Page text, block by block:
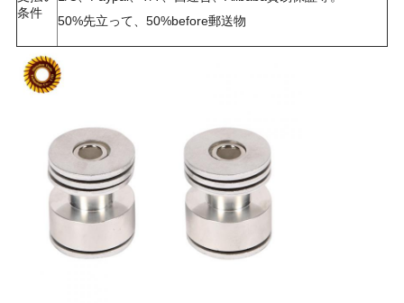
プ
ラ
条件
50%先立って、50%before郵送物